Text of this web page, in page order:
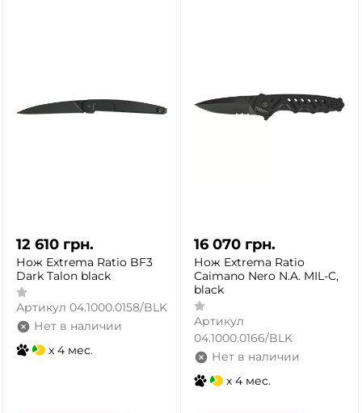
12 610 грн.
Нож Extrema Ratio BF3
Dark Talon black
Артикул 04.1000.0158/BLK
Нет в наличии
x 4 мес.
16 070 грн.
Нож Extrema Ratio
Caimano Nero N.A. MIL-C,
black
Артикул
04.1000.0166/BLK
Нет в наличии
x 4 мес.